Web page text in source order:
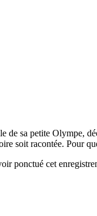
sa petite Olympe,
soit racontée. Pour
cet